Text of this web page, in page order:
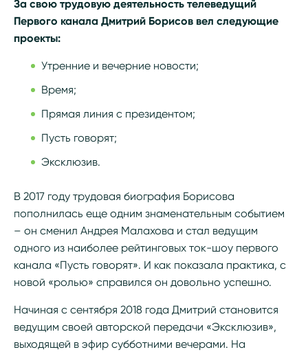
За свою трудовую деятельность телеведущий
Первого канала Дмитрий Борисов вел следующие
проекты:
Утренние и вечерние новости;
Время;
Прямая линия с президентом;
Пусть говорят;
Эксклюзив.
В 2017 году трудовая биография Борисова
пополнилась еще одним знаменательным событием
– он сменил Андрея Малахова и стал ведущим
одного из наиболее рейтинговых ток-шоу первого
канала «Пусть говорят». И как показала практика, с
новой «ролью» справился он довольно успешно.
Начиная с сентября 2018 года Дмитрий становится
ведущим своей авторской передачи «Эксклюзив»,
выходящей в эфир субботними вечерами. На